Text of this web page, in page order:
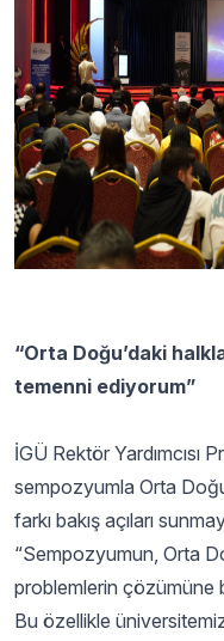
“Orta Doğu’daki
temenni ediyorum”
İGÜ Rektör Yardımcısı
sempozyumla Orta
farkı bakış açıları
“Sempozyumun, Orta
problemlerin çözümüne
Bu özellikle